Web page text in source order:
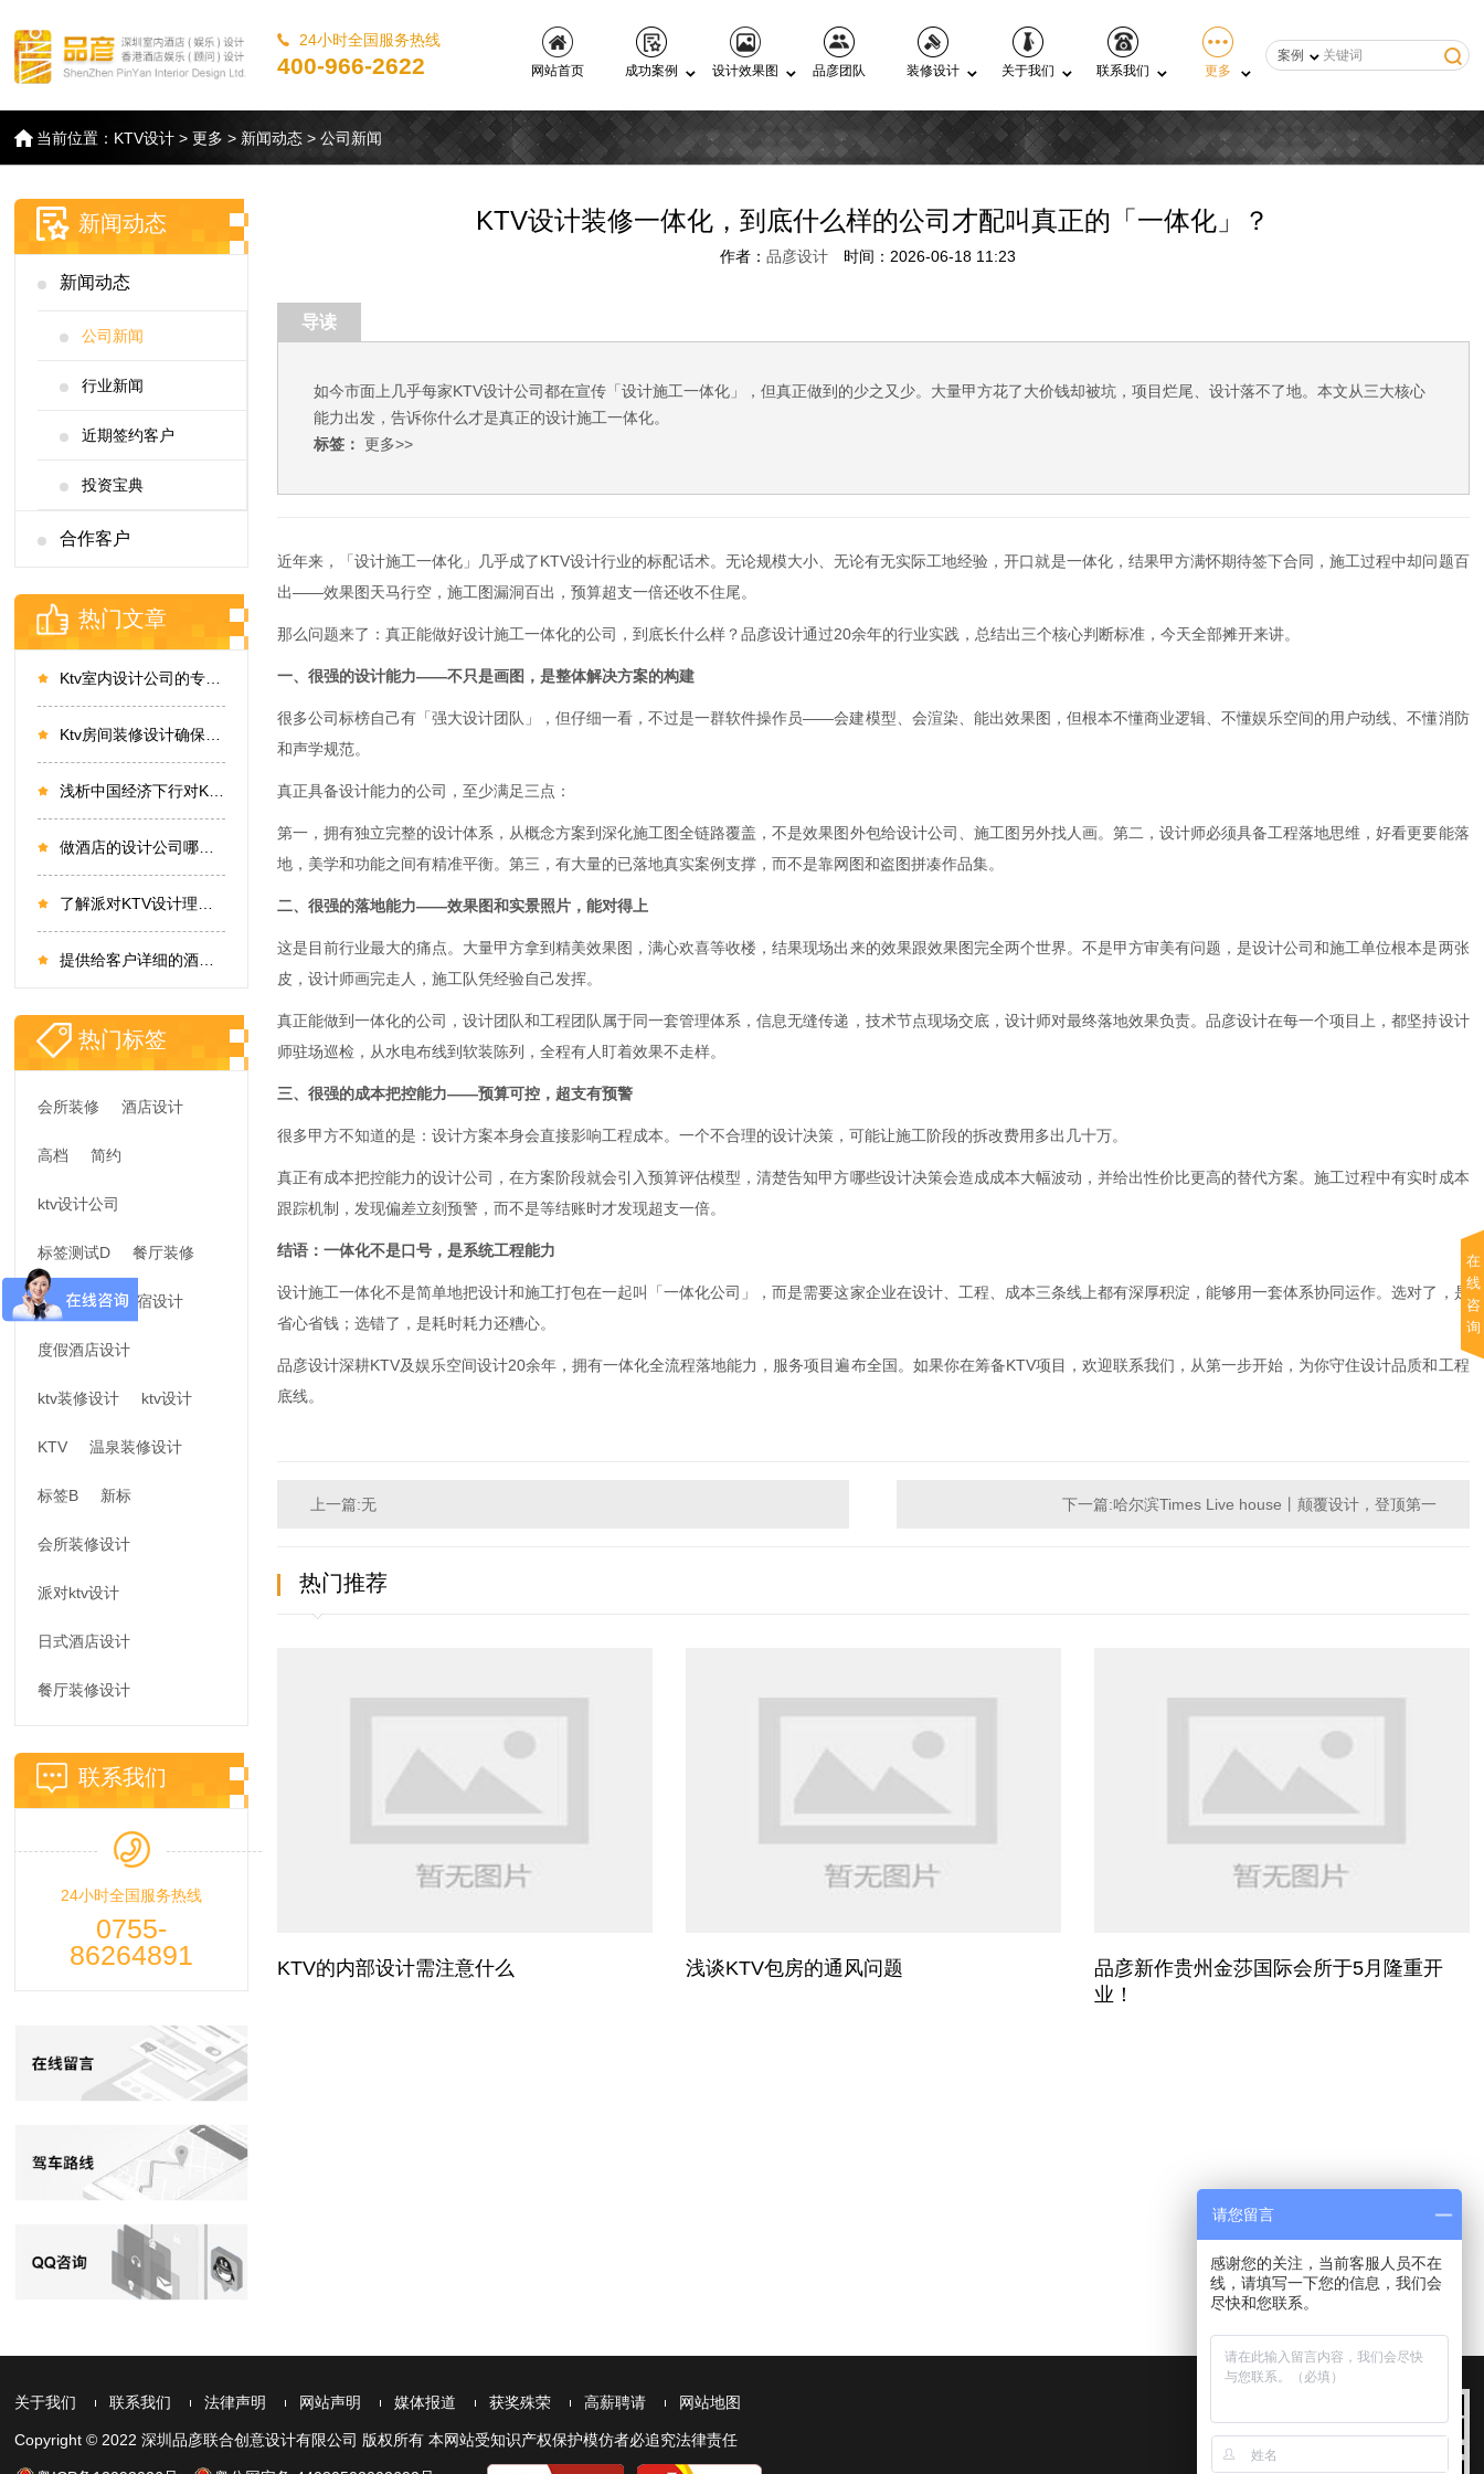
24小时全国服务热线
400-966-2622
案例
网站首页
成功案例 设计效果图 品彦团队 装修设计 关于我们 联系我们 更多
当前位置： KTV设计 >更多 > 新闻动态 >公司新闻
新闻动态
新闻动态
公司新闻
行业新闻
近期签约客户
投资宝典
合作客户
热门文章
热门标签
会所装修 酒店设计
高档 简约
ktv设计公司
标签测试D 餐厅装修
新的标签 民宿设计
度假酒店设计
ktv装修设计 ktv设计
KTV 温泉装修设计
标签B 新标
会所装修设计
派对ktv设计
日式酒店设计
餐厅装修设计
联系我们
24小时全国服务热线
0755-
86264891
KTV设计装修一体化，到底什么样的公司才配叫真正的「一体化」？
作者： 品彦设计 时间：2026-06-18 11:23
导读
如今市面上几乎每家KTV设计公司都在宣传「设计施工一体化」，但真正做到的少之又少。大量甲方花了大价钱却被坑，项目烂尾、设计落不了地。本文从三大核心
能力出发，告诉你什么才是真正的设计施工一体化。
标签： 更多>>
近年来，「设计施工一体化」几乎成了KTV设计行业的标配话术。无论规模大小、无论有无实际工地经验，开口就是一体化，结果甲方满怀期待签下合同，施工过程中却问题百
出——效果图天马行空，施工图漏洞百出，预算超支一倍还收不住尾。
那么问题来了：真正能做好设计施工一体化的公司，到底长什么样？品彦设计通过20余年的行业实践，总结出三个核心判断标准，今天全部摊开来讲。
一、很强的设计能力——不只是画图，是整体解决方案的构建
很多公司标榜自己有「强大设计团队」，但仔细一看，不过是一群软件操作员——会建模型、会渲染、能出效果图，但根本不懂商业逻辑、不懂娱乐空间的用户动线、不懂消防
和声学规范。
真正具备设计能力的公司，至少满足三点：
第一，拥有独立完整的设计体系，从概念方案到深化施工图全链路覆盖，不是效果图外包给设计公司、施工图另外找人画。第二，设计师必须具备工程落地思维，好看更要能落
地，美学和功能之间有精准平衡。第三，有大量的已落地真实案例支撑，而不是靠网图和盗图拼凑作品集。
二、很强的落地能力——效果图和实景照片，能对得上
这是目前行业最大的痛点。大量甲方拿到精美效果图，满心欢喜等收楼，结果现场出来的效果跟效果图完全两个世界。不是甲方审美有问题，是设计公司和施工单位根本是两张
皮，设计师画完走人，施工队凭经验自己发挥。
真正能做到一体化的公司，设计团队和工程团队属于同一套管理体系，信息无缝传递，技术节点现场交底，设计师对最终落地效果负责。品彦设计在每一个项目上，都坚持设计
师驻场巡检，从水电布线到软装陈列，全程有人盯着效果不走样。
三、很强的成本把控能力——预算可控，超支有预警
很多甲方不知道的是：设计方案本身会直接影响工程成本。一个不合理的设计决策，可能让施工阶段的拆改费用多出几十万。
真正有成本把控能力的设计公司，在方案阶段就会引入预算评估模型，清楚告知甲方哪些设计决策会造成成本大幅波动，并给出性价比更高的替代方案。施工过程中有实时成本
跟踪机制，发现偏差立刻预警，而不是等结账时才发现超支一倍。
结语：一体化不是口号，是系统工程能力
设计施工一体化不是简单地把设计和施工打包在一起叫「一体化公司」，而是需要这家企业在设计、工程、成本三条线上都有深厚积淀，能够用一套体系协同运作。选对了，是
省心省钱；选错了，是耗时耗力还糟心。
品彦设计深耕KTV及娱乐空间设计20余年，拥有一体化全流程落地能力，服务项目遍布全国。如果你在筹备KTV项目，欢迎联系我们，从第一步开始，为你守住设计品质和工程
底线。
上一篇:无 下一篇:哈尔滨Times Live house丨颠覆设计，登顶第一
热门推荐
KTV的内部设计需注意什么 浅谈KTV包房的通风问题
品彦新作贵州金莎国际会所于5月隆重开
业！
关于我们 联系我们 法律声明 网站声明 媒体报道 获奖殊荣 高薪聘请 网站地图
Copyright © 2022 深圳品彦联合创意设计有限公司 版权所有 本网站受知识产权保护模仿者必追究法律责任
在
线
咨
询
请您留言
感谢您的关注，当前客服人员不在
线，请填写一下您的信息，我们会
尽快和您联系。